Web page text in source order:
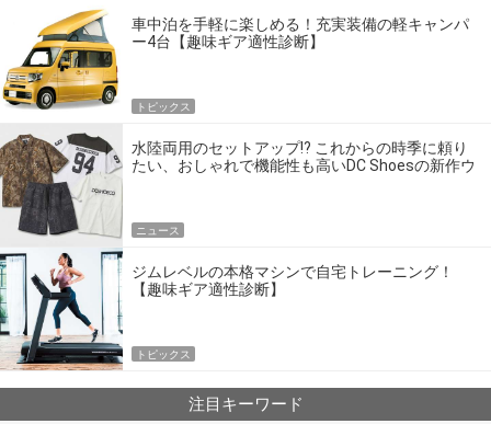
車中泊を手軽に楽しめる！充実装備の軽キャンパ
ー4台【趣味ギア適性診断】
トピックス
水陸両用のセットアップ!? これからの時季に頼り
たい、おしゃれで機能性も高いDC Shoesの新作ウ
ニュース
ジムレベルの本格マシンで自宅トレーニング！
【趣味ギア適性診断】
トピックス
注目キーワード